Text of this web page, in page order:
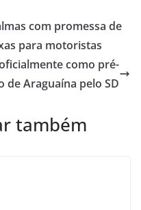
com promessa de
para motoristas
como pré-
Araguaína pelo SD
também